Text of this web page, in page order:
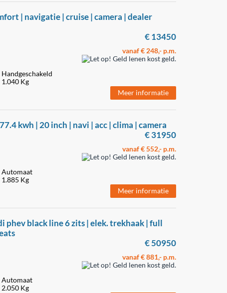
| navigatie | cruise | camera | dealer
€ 13450
vanaf € 248,- p.m.
Handgeschakeld
1.040 Kg
Meer informatie
kwh | 20 inch | navi | acc | clima | camera
€ 31950
vanaf € 552,- p.m.
Automaat
1.885 Kg
Meer informatie
phev black line 6 zits | elek. trekhaak | full
€ 50950
vanaf € 881,- p.m.
Automaat
2.050 Kg